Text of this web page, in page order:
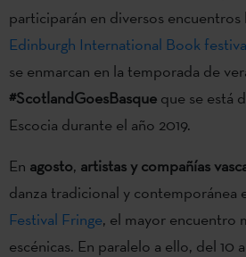
participarán en diversos
Edinburgh International Book
se enmarcan en la temporada de
#ScotlandGoesBasque que se está
Escocia durante el año 2019.
En agosto, artistas y compañías
danza tradicional y contemporánea
Festival Fringe, el mayor encuentro
escénicas. En paralelo a ello, del 10